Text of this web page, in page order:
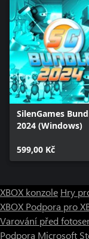
SilenGames
2024 (Windows)
599,00 Kč
XBOX konzole Hry
XBOX Podpora pro
Varování před
Podpora Microsoft